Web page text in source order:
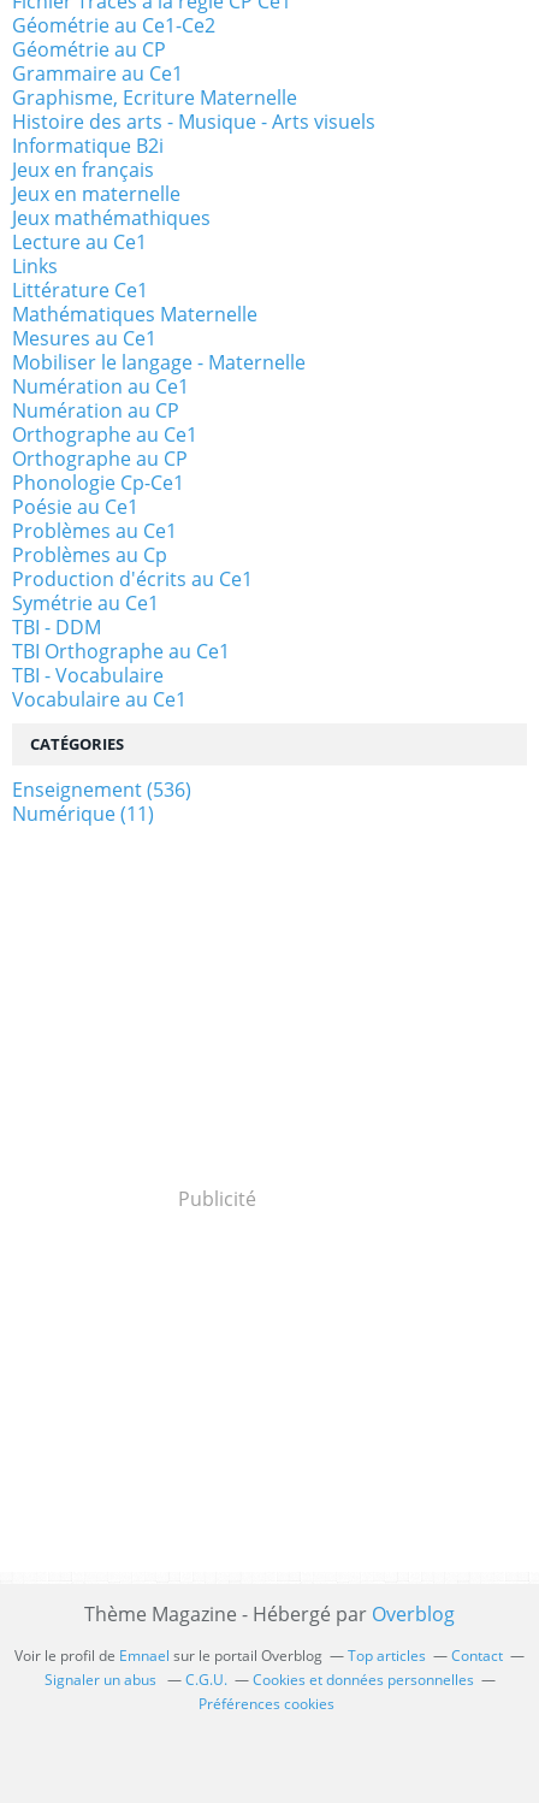
Géométrie au Ce1-Ce2
Géométrie au CP
Grammaire au Ce1
Graphisme, Ecriture Maternelle
Histoire des arts - Musique - Arts visuels
Informatique B2i
Jeux en français
Jeux en maternelle
Jeux mathémathiques
Lecture au Ce1
Links
Littérature Ce1
Mathématiques Maternelle
Mesures au Ce1
Mobiliser le langage - Maternelle
Numération au Ce1
Numération au CP
Orthographe au Ce1
Orthographe au CP
Phonologie Cp-Ce1
Poésie au Ce1
Problèmes au Ce1
Problèmes au Cp
Production d'écrits au Ce1
Symétrie au Ce1
TBI - DDM
TBI Orthographe au Ce1
TBI - Vocabulaire
Vocabulaire au Ce1
CATÉGORIES
Enseignement(536)
Numérique(11)
Publicité
Thème Magazine - Hébergé par Overblog
Voir le profil de Emnael sur le portail Overblog Top articles
Contact
Signaler un abus
C.G.U.
Cookies et données personnelles
Préférences cookies